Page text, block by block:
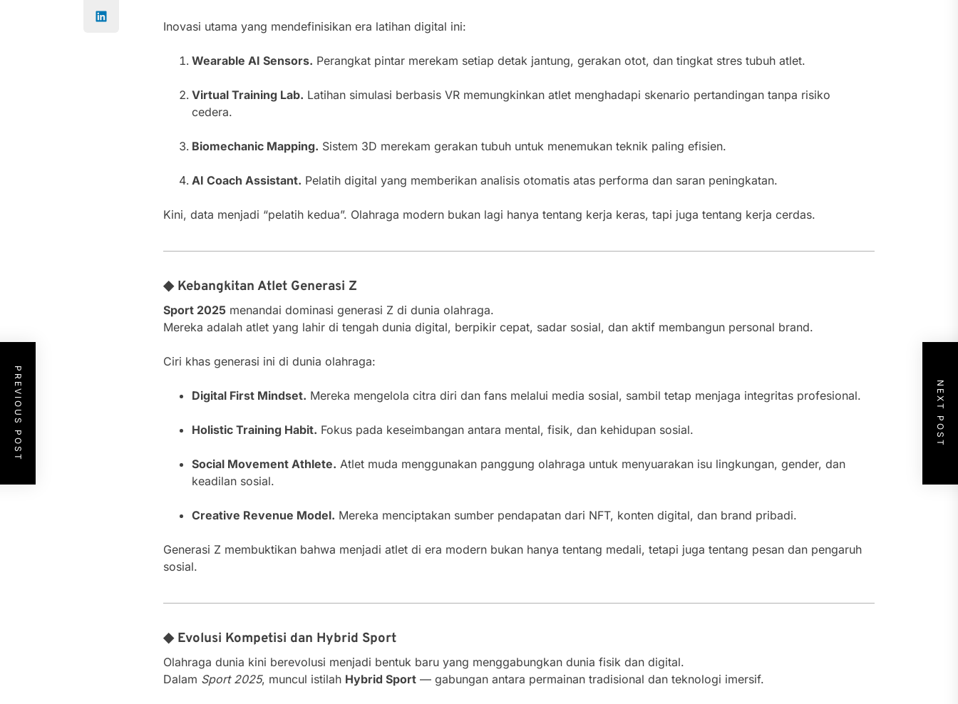
Inovasi utama yang mendefinisikan era latihan digital ini:
Wearable AI Sensors. Perangkat pintar merekam setiap detak jantung, gerakan otot, dan tingkat stres tubuh atlet.
Virtual Training Lab. Latihan simulasi berbasis VR memungkinkan atlet menghadapi skenario pertandingan tanpa risiko
cedera.
Biomechanic Mapping. Sistem 3D merekam gerakan tubuh untuk menemukan teknik paling efisien.
AI Coach Assistant. Pelatih digital yang memberikan analisis otomatis atas performa dan saran peningkatan.
Kini, data menjadi “pelatih kedua”. Olahraga modern bukan lagi hanya tentang kerja keras, tapi juga tentang kerja cerdas.
◆ Kebangkitan Atlet Generasi Z
Sport 2025menandai dominasi generasi Z di dunia olahraga.
Mereka adalah atlet yang lahir di tengah dunia digital, berpikir cepat, sadar sosial, dan aktif membangun personal brand.
Ciri khas generasi ini di dunia olahraga:
Digital First Mindset. Mereka mengelola citra diri dan fans melalui media sosial, sambil tetap menjaga integritas profesional.
Holistic Training Habit. Fokus pada keseimbangan antara mental, fisik, dan kehidupan sosial.
Social Movement Athlete. Atlet muda menggunakan panggung olahraga untuk menyuarakan isu lingkungan, gender, dan
keadilan sosial.
Creative Revenue Model. Mereka menciptakan sumber pendapatan dari NFT, konten digital, dan brand pribadi.
Generasi Z membuktikan bahwa menjadi atlet di era modern bukan hanya tentang medali, tetapi juga tentang pesan dan pengaruh
sosial.
◆ Evolusi Kompetisi dan Hybrid Sport
Olahraga dunia kini berevolusi menjadi bentuk baru yang menggabungkan dunia fisik dan digital.
Dalam Sport 2025, muncul istilah Hybrid Sport— gabungan antara permainan tradisional dan teknologi imersif.
PREVIOUS POST NEXT POST